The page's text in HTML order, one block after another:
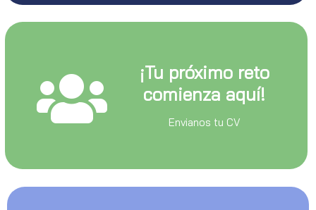
¡Tu próximo reto
comienza aquí!
Envianos tu CV